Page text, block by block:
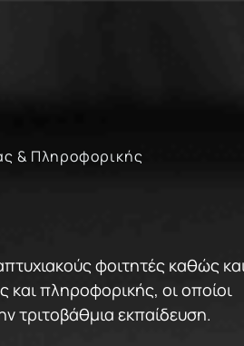
& Πληροφορικής
φοιτητές καθώς
πληροφορικής, οι οποίοι
τριτοβάθμια εκπαίδευση.